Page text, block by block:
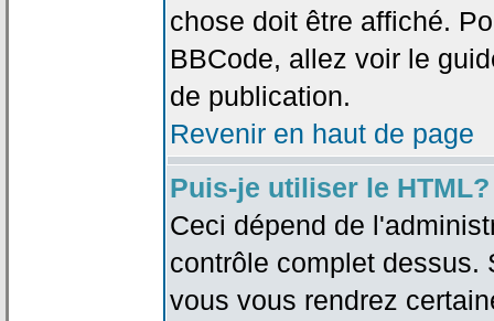
chose doit être affiché.
BBCode, allez voir le
de publication.
Revenir en haut de page
Puis-je utiliser le HTML?
Ceci dépend de
contrôle complet dessus.
vous vous rendrez